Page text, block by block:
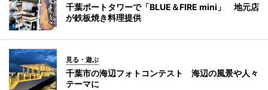
千葉ポートタワーで「BLUE＆FIRE mini」 地元店
が鉄板焼き料理提供
見る・遊ぶ
千葉市の海辺フォトコンテスト 海辺の風景や人々
テーマに